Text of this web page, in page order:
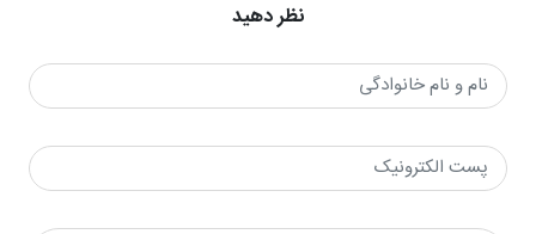
نظر دهید